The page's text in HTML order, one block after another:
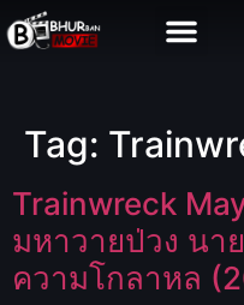
Tag:
Trainwreck
มหาวายป่วง นา
ความโกลาหล